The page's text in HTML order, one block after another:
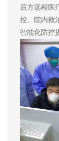
后方远程医
控、院内救
智能化防控